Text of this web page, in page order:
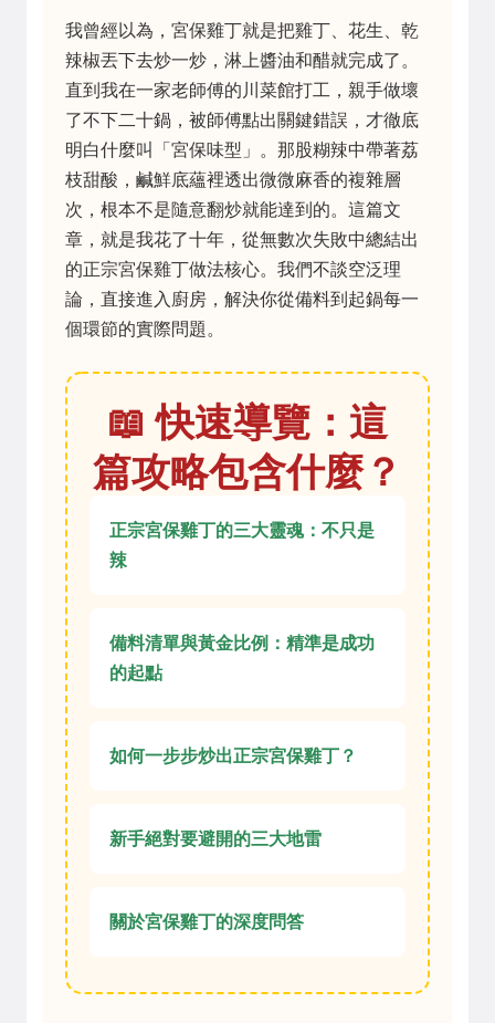
我曾經以為，宮保雞丁就是把雞丁、花生、乾
辣椒丟下去炒一炒，淋上醬油和醋就完成了。
直到我在一家老師傅的川菜館打工，親手做壞
了不下二十鍋，被師傅點出關鍵錯誤，才徹底
明白什麼叫「宮保味型」。那股糊辣中帶著荔
枝甜酸，鹹鮮底蘊裡透出微微麻香的複雜層
次，根本不是隨意翻炒就能達到的。這篇文
章，就是我花了十年，從無數次失敗中總結出
的正宗宮保雞丁做法核心。我們不談空泛理
論，直接進入廚房，解決你從備料到起鍋每一
個環節的實際問題。
📖 快速導覽：這
篇攻略包含什麼？
正宗宮保雞丁的三大靈魂：不只是
辣
備料清單與黃金比例：精準是成功
的起點
如何一步步炒出正宗宮保雞丁？
新手絕對要避開的三大地雷
關於宮保雞丁的深度問答